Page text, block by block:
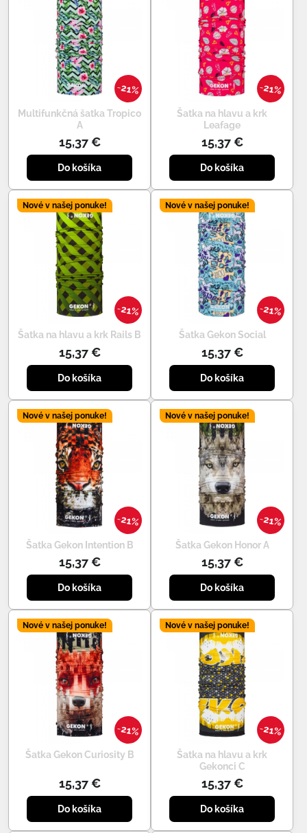
21%
Multifunkčná šatka Tropico
A
15,37 €
Do košíka
21%
Šatka na hlavu a krk
Leafage
15,37 €
Do košíka
21%
Nové v našej ponuke!
Šatka na hlavu a krk Rails B
15,37 €
Do košíka
21%
Nové v našej ponuke!
Šatka Gekon Social
15,37 €
Do košíka
21%
Nové v našej ponuke!
Šatka Gekon Intention B
15,37 €
Do košíka
21%
Nové v našej ponuke!
Šatka Gekon Honor A
15,37 €
Do košíka
21%
Nové v našej ponuke!
Šatka Gekon Curiosity B
15,37 €
Do košíka
21%
Nové v našej ponuke!
Šatka na hlavu a krk
Gekonci C
15,37 €
Do košíka